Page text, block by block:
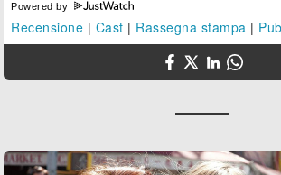
Powered by
Recensione | Cast | Rassegna stampa |